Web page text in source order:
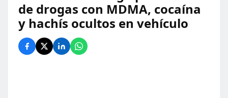
de drogas con MDMA, cocaína
y hachís ocultos en vehículo